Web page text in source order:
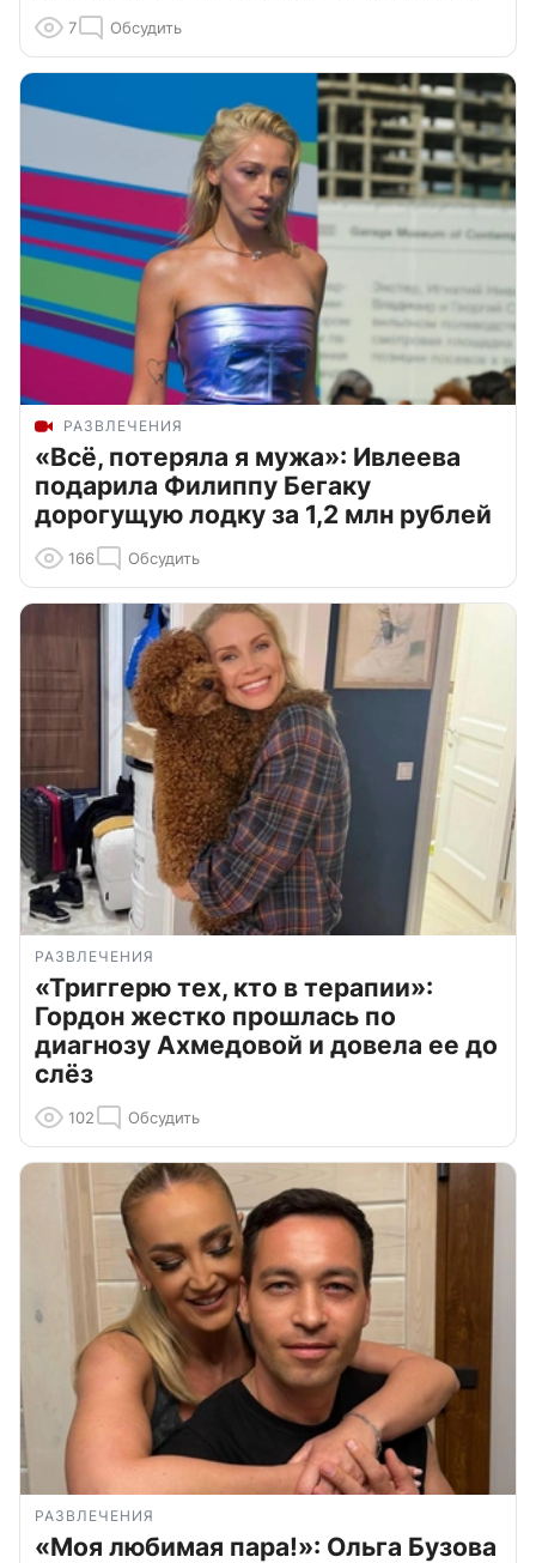
7 Обсудить
РАЗВЛЕЧЕНИЯ
«Всё, потеряла я мужа»: Ивлеева
подарила Филиппу Бегаку
дорогущую лодку за 1,2 млн рублей
166 Обсудить
РАЗВЛЕЧЕНИЯ
«Триггерю тех, кто в терапии»:
Гордон жестко прошлась по
диагнозу Ахмедовой и довела ее до
слёз
102 Обсудить
РАЗВЛЕЧЕНИЯ
«Моя любимая пара!»: Ольга Бузова